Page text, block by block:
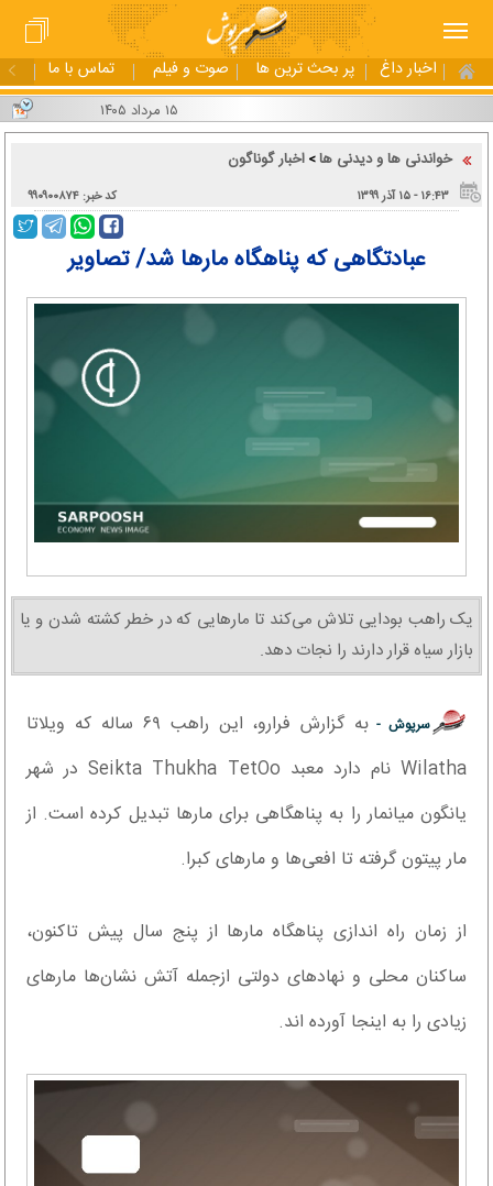
اخبار داغ پر بحث ترین ها صوت و فیلم تماس با ما
خواندنی ها و دیدنی ها> اخبار گوناگون
۱۶:۴۳ - ۱۵ آذر ۱۳۹۹ کد خبر: ۹۹۰۹۰۰۸۷۴
عبادتگاهی که پناهگاه مارها شد/ تصاویر
یک راهب بودایی تلاش می‌کند تا مار‌هایی که در خطر کشته شدن و یا
بازار سیاه قرار دارند را نجات دهد.
سرپوش -
به گزارش فرارو، این راهب ۶۹ ساله که ویلاتا
Wilatha نام دارد معبد Seikta Thukha TetOo در شهر
یانگون میانمار را به پناهگاهی برای مار‌ها تبدیل کرده است. از
مار پیتون گرفته تا افعی‌ها و مار‌های کبرا.
از زمان راه اندازی پناهگاه مار‌ها از پنج سال پیش تاکنون،
ساکنان محلی و نهاد‌های دولتی ازجمله آتش نشان‌ها مار‌های
زیادی را به اینجا آورده اند.